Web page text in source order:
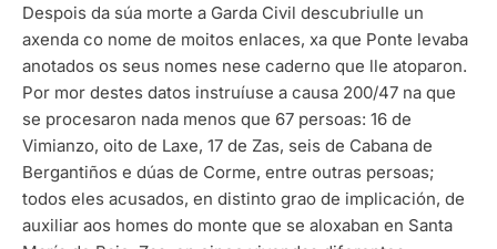
Despois da súa morte a Garda Civil descubriulle un
axenda co nome de moitos enlaces, xa que Ponte levaba
anotados os seus nomes nese caderno que lle atoparon.
Por mor destes datos instruíuse a causa 200/47 na que
se procesaron nada menos que 67 persoas: 16 de
Vimianzo, oito de Laxe, 17 de Zas, seis de Cabana de
Bergantiños e dúas de Corme, entre outras persoas;
todos eles acusados, en distinto grao de implicación, de
auxiliar aos homes do monte que se aloxaban en Santa